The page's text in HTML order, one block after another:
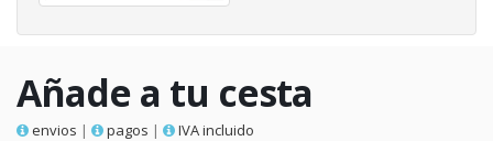
Añade a tu cesta
envios | pagos | IVA incluido